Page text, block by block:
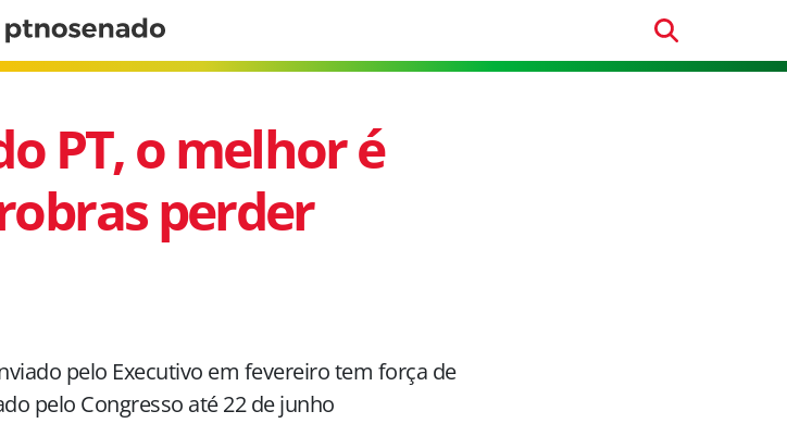
PT, o melhor é
perder
pelo Executivo em fevereiro tem força de
pelo Congresso até 22 de junho